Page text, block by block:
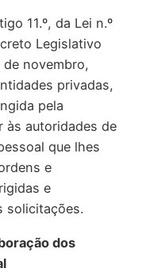
11.º, da Lei n.º
Legislativo
de novembro,
privadas,
pela
às autoridades de
que lhes
e
e
solicitações.
dos